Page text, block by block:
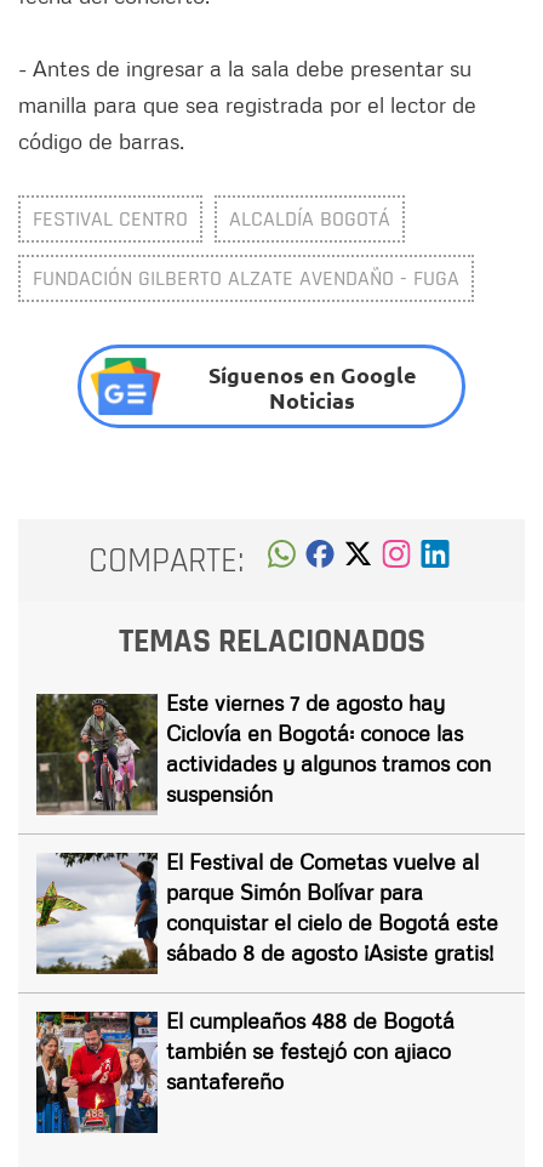
- Antes de ingresar a la sala debe presentar su
manilla para que sea registrada por el lector de
código de barras.
FESTIVAL CENTRO ALCALDÍA BOGOTÁ
FUNDACIÓN GILBERTO ALZATE AVENDAÑO - FUGA
Síguenos en Google
Noticias
COMPARTE:
TEMAS RELACIONADOS
Este viernes 7 de agosto hay
Ciclovía en Bogotá: conoce las
actividades y algunos tramos con
suspensión
El Festival de Cometas vuelve al
parque Simón Bolívar para
conquistar el cielo de Bogotá este
sábado 8 de agosto ¡Asiste gratis!
El cumpleaños 488 de Bogotá
también se festejó con ajiaco
santafereño